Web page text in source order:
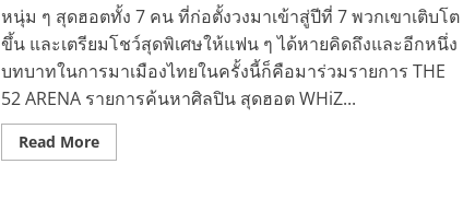
Martin
นัก
ร้อง
นำวง
MR.BIG
คลู
โชว์
จัด
เต็ม
หนุ่ม ๆ สุดฮอตทั้ง 7 คน ที่ก่อตั้งวงมาเข้าสู่ปีที่ 7 พวกเขาเติบโต
ขึ้น และเตรียมโชว์สุดพิเศษให้แฟน ๆ ได้หายคิดถึงและอีกหนึ่ง
บทบาทในการมาเมืองไทยในครั้งนี้ก็คือมาร่วมรายการ THE
52 ARENA รายการค้นหาศิลปิน สุดฮอต WHiZ...
Read MoreRead
more